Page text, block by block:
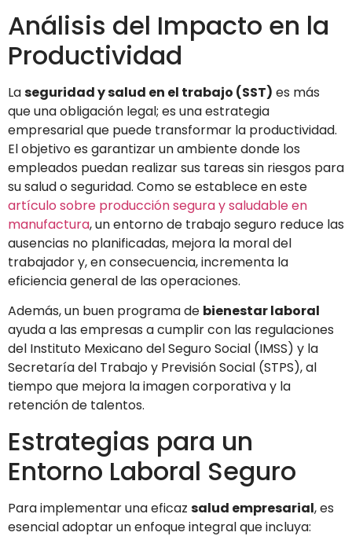
Análisis del Impacto en la
Productividad
Laseguridad y salud en el trabajo (SST) es más
que una obligación legal; es una estrategia
empresarial que puede transformar la productividad.
El objetivo es garantizar un ambiente donde los
empleados puedan realizar sus tareas sin riesgos para
su salud o seguridad. Como se establece en este
artículo sobre producción segura y saludable en
manufactura, un entorno de trabajo seguro reduce las
ausencias no planificadas, mejora la moral del
trabajador y, en consecuencia, incrementa la
eficiencia general de las operaciones.
Además, un buen programa de bienestar laboral
ayuda a las empresas a cumplir con las regulaciones
del Instituto Mexicano del Seguro Social (IMSS) y la
Secretaría del Trabajo y Previsión Social (STPS), al
tiempo que mejora la imagen corporativa y la
retención de talentos.
Estrategias para un
Entorno Laboral Seguro
Para implementar una eficaz salud empresarial, es
esencial adoptar un enfoque integral que incluya: